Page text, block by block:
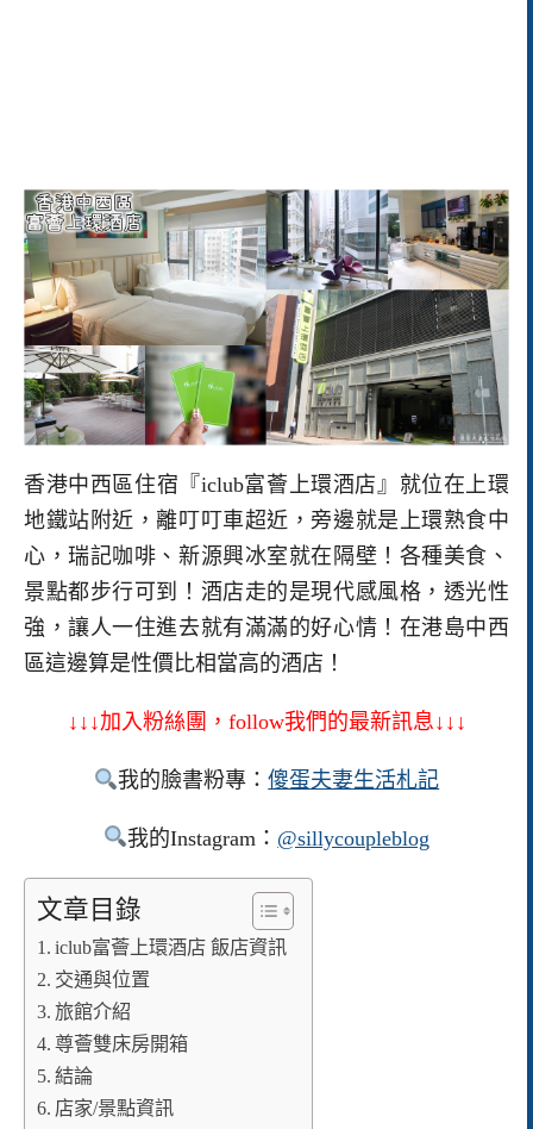
香港中西區住宿『iclub富薈上環酒店』就位在上環
地鐵站附近，離叮叮車超近，旁邊就是上環熟食中
心，瑞記咖啡、新源興冰室就在隔壁！各種美食、
景點都步行可到！酒店走的是現代感風格，透光性
強，讓人一住進去就有滿滿的好心情！在港島中西
區這邊算是性價比相當高的酒店！
↓↓↓加入粉絲團，follow我們的最新訊息↓↓↓
我的臉書粉專：傻蛋夫妻生活札記
我的Instagram： @sillycoupleblog
文章目錄
iclub富薈上環酒店 飯店資訊
交通與位置
旅館介紹
尊薈雙床房開箱
結論
店家/景點資訊